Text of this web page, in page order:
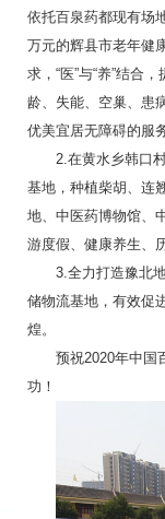
依托百泉药都现有场
万元的辉县市老年健
求，“医”与“养”结合
龄、失能、空巢、患
优美宜居无障碍的服
2.在黄水乡韩口
基地，种植柴胡、连
地、中医药博物馆、
游度假、健康养生、
3.全力打造豫北
储物流基地，有效促
煌。
预祝2020年中国
功！